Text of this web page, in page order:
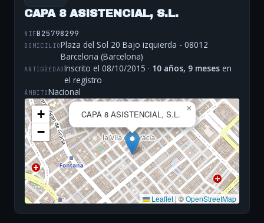
CAPA 8 ASISTENCIAL, S.L.
NIFB25798299
DOMICILIOPlaza del Sol 20 Bajo izquierda - 08012
Barcelona (Barcelona)
ANTIGÜEDADInscrito el 08/10/2015 · 10 años, 9 meses en
el registro
ÁMBITONacional
CAPA 8 ASISTENCIAL, S.L.
×
+
−
Leaflet | ©OpenStreetMap